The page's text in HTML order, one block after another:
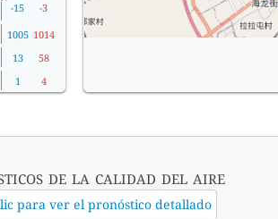
-15
-3
1005 1014
13
58
1 4
de la calidad del aire
para ver el pronóstico detallado